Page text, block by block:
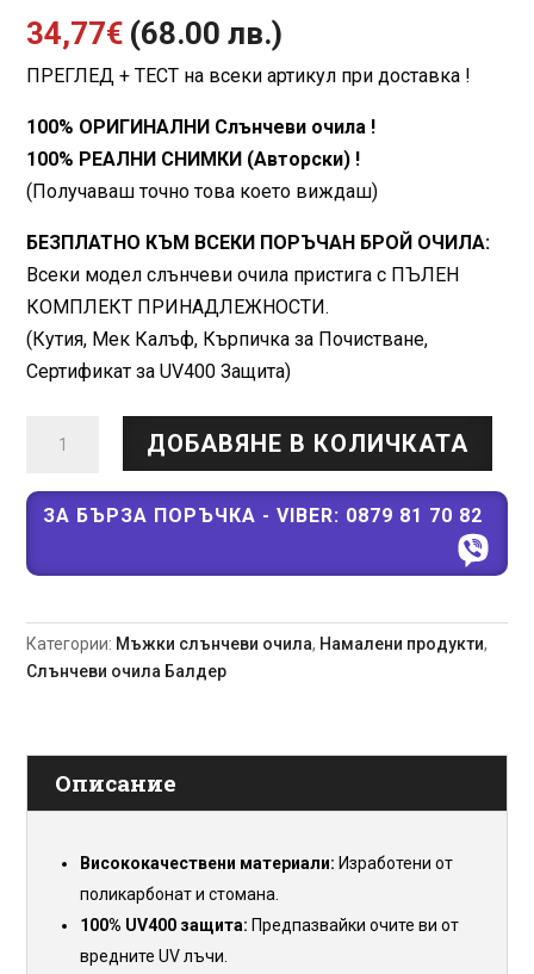
was:
60,84€
(119.00
лв.).
34,77€ (68.00 лв.)
цена
е:
34,77€
(68.00
лв.).
ПРЕГЛЕД + ТЕСТ на всеки артикул при доставка !
100% ОРИГИНАЛНИ Слънчеви очила !
100% РЕАЛНИ СНИМКИ (Авторски) !
(Получаваш точно това което виждаш)
БЕЗПЛАТНО КЪМ ВСЕКИ ПОРЪЧАН БРОЙ ОЧИЛА:
Всеки модел слънчеви очила пристига с ПЪЛЕН
КОМПЛЕКТ ПРИНАДЛЕЖНОСТИ.
(Кутия, Мек Калъф, Кърпичка за Почистване,
Сертификат за UV400 Защита)
YX35031
GR
ДОБАВЯНЕ В КОЛИЧКАТА
ЗА БЪРЗА ПОРЪЧКА - VIBER: 0879 81 70 82
Категории: Мъжки слънчеви очила, Намалени продукти,
Слънчеви очила Балдер
Описание
Висококачествени материали: Изработени от
поликарбонат и стомана.
100% UV400 защита: Предпазвайки очите ви от
вредните UV лъчи.